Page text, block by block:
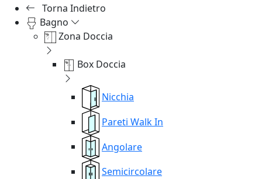
Torna Indietro
Bagno
Zona Doccia
Box Doccia
Nicchia
Pareti Walk In
Angolare
Semicircolare